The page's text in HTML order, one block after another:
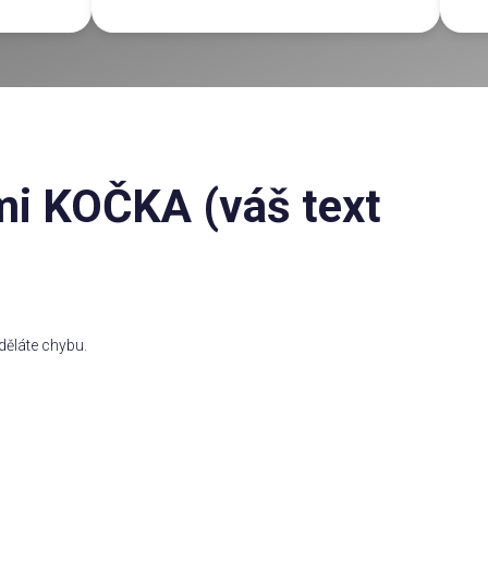
KOČKA (váš text
chybu.